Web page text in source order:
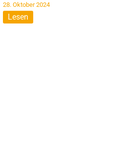
28. Oktober 2024
Lesen